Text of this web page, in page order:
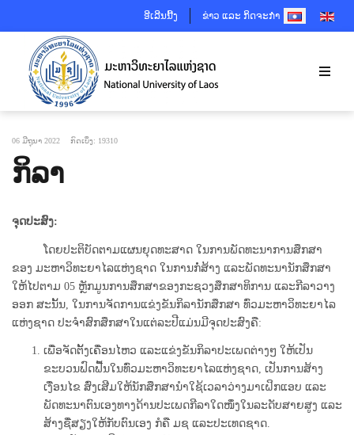
ອີເລີນນີ້ງ ຂ່າວ ແລະ ກິດຈະກຳSELECT YOUR
06 ມີຖຸນາ 2022 ກົດເບິ່ງ: 19310
ກິລາ
ຈຸດປະສົງ:
ໂດຍປະຕິບັດຕາມແຜນຍຸດທະສາດ ໃນການພັດທະນາການສຶກສາ
ຂອງ ມະຫາວິທະຍາໄລແຫ່ງຊາດ ໃນການກໍ່ສ້າງ ແລະພັດທະນານັກສຶກສາ
ໃຫ້ໄປຕາມ 05 ຫຼັກມູນການສຶກສາຂອງກະຊວງສຶກສາທິການ ແລະກີລາວາງ
ອອກ ສະນັ້ນ, ໃນການຈັດການແຂ່ງຂັນກິລານັກສຶກສາ ທົ່ວມະຫາວິທະຍາໄລ
ແຫ່ງຊາດ ປະຈຳສົກສຶກສາໃນແຕ່ລະປີແມ່ນມີຈຸດປະສົງຄື:
ເພື່ອຈັດຕັ້ງເຄື່ອນໄຫວ ແລະແຂ່ງຂັນກິລາປະເພດຕ່າງໆ ໃຫ້ເປັນ
ຂະບວນຟົດຟື້ນໃນທົ່ວມະຫາວິທະຍາໄລແຫ່ງຊາດ, ເປັນການສ້າງ
ເງື່ອນໄຂ ສົ່ງເສີມໃຫ້ນັກສຶກສານໍາໃຊ້ເວລາວ່າງມາເຝິກແອບ ແລະ
ພັດທະນາຕົນເອງທາງດ້ານປະເພດກີລາໃດໜຶ່ງໃນລະດັບສາຍສູງ ແລະ
ສ້າງຊື່ສຽງໃຫ້ກັບຕົນເອງ ກໍຄື ມຊ ແລະປະເທດຊາດ.